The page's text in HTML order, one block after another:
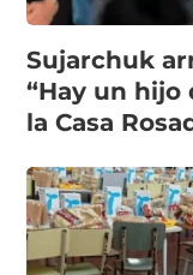
Sujarchuk
“Hay un
la Casa